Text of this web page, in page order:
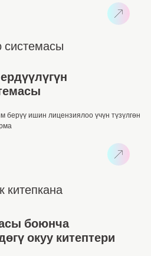
системасы
берүү ишин лицензиялоо үчүн түзүлгөн
китепкана
боюнча
окуу китептери